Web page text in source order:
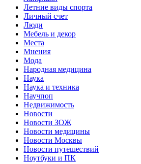
Летние виды спорта
Личный счет
Люди
Мебель и декор
Места
Мнения
Мода
Народная медицина
Наука
Наука и техника
Научпоп
Недвижимость
Новости
Новости ЗОЖ
Новости медицины
Новости Москвы
Новости путешествий
Ноутбуки и ПК